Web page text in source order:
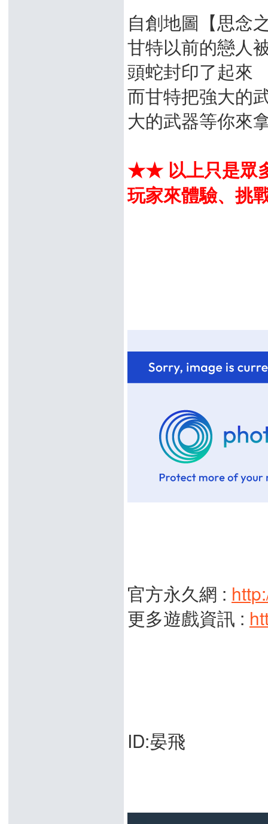
自創地圖【思念
甘特以前的戀人
頭蛇封印了起來
而甘特把強大的
大的武器等你來
★★ 以上只是眾
玩家來體驗、
官方永久網 :
更多遊戲資訊 :
ID:晏飛